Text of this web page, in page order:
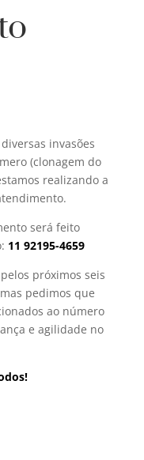
invasões
(clonagem do
realizando a
será feito
11 92195-4659
próximos seis
pedimos que
ao número
e agilidade no